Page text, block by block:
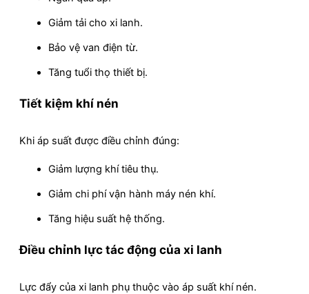
Giảm tải cho xi lanh.
Bảo vệ van điện từ.
Tăng tuổi thọ thiết bị.
Tiết kiệm khí nén
Khi áp suất được điều chỉnh đúng:
Giảm lượng khí tiêu thụ.
Giảm chi phí vận hành máy nén khí.
Tăng hiệu suất hệ thống.
Điều chỉnh lực tác động của xi lanh
Lực đẩy của xi lanh phụ thuộc vào áp suất khí nén.